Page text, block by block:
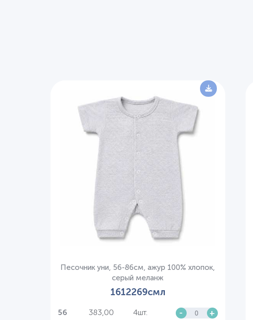
Песочник уни, 56-86см, ажур 100% хлопок,
серый меланж
1612269смл
56 383,00 4шт. - +